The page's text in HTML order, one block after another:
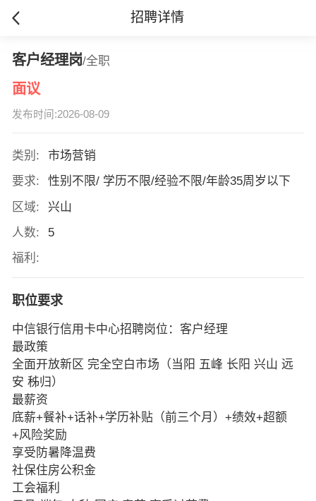
招聘详情
客户经理岗/全职
面议
发布时间:2026-08-09
类别:
市场营销
要求:
性别不限/ 学历不限/经验不限/年龄35周岁以下
区域:
兴山
人数:
5
福利:
职位要求
中信银行信用卡中心招聘岗位：客户经理
最️政策
全面开放新区 完全空白市场（当阳 五峰 长阳 兴山 远
安 秭归）
最薪资
底薪+餐补+话补+学历补贴（前三个月）+绩效+超额
+风险奖励
享受防暑降温费
社保住房公积金
工会福利